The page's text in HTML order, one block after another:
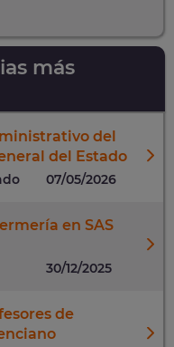
más
del
del Estado
07/05/2026
en SAS
30/12/2025
de